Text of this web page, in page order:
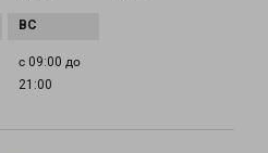
с 09:00 до
21:00